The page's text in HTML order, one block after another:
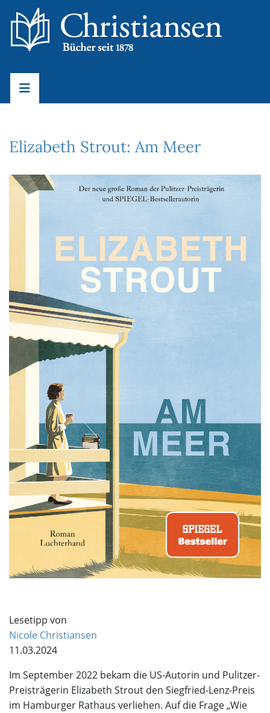
Elizabeth Strout: Am Meer
Lesetipp von
Nicole Christiansen
11.03.2024
Im September 2022 bekam die US-Autorin und Pulitzer-
Preisträgerin Elizabeth Strout den Siegfried-Lenz-Preis
im Hamburger Rathaus verliehen. Auf die Frage „Wie